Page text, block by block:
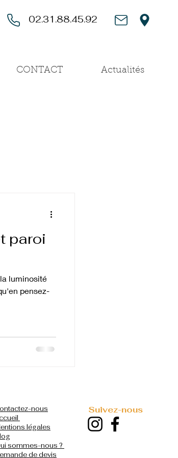
02.31.88.45.92
CONTACT Actualités
paroi
luminosité
pensez-
nous
légales
Suivez-nous
sommes-nous ?
de devis